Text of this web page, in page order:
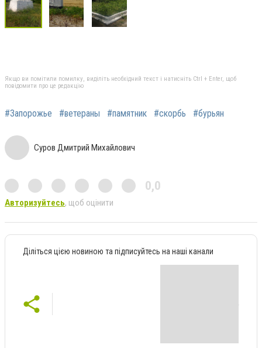
Якщо ви помітили помилку, виділіть необхідний текст і натисніть Ctrl + Enter, щоб
повідомити про це редакцію
#Запорожье #ветераны #памятник #скорбь #бурьян
Суров Дмитрий Михайлович
0,0
Авторизуйтесь, щоб оцінити
Діліться цією новиною та підписуйтесь на наші канали